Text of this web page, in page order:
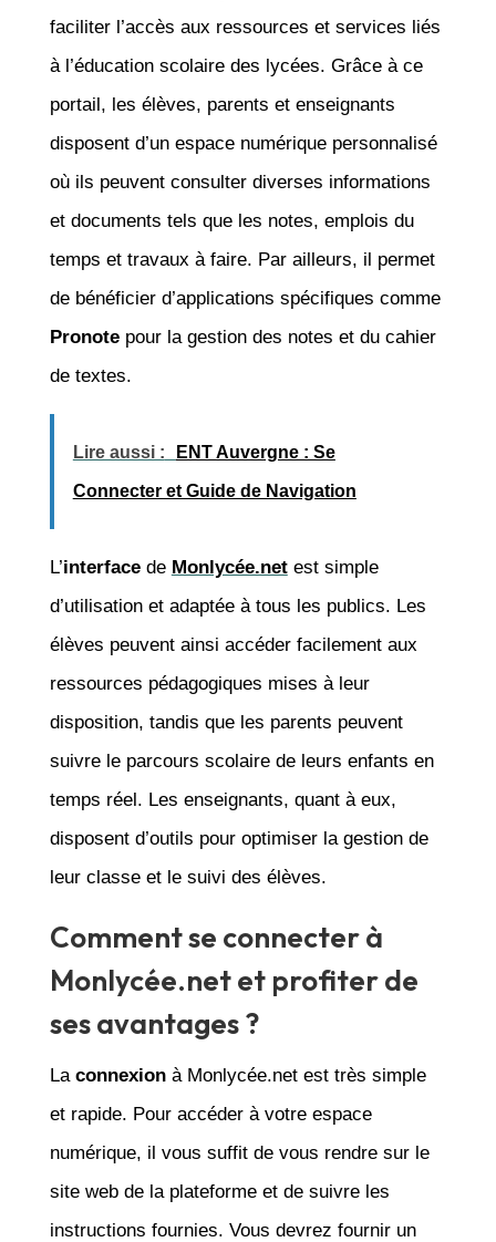
faciliter l’accès aux ressources et services liés
à l’éducation scolaire des lycées. Grâce à ce
portail, les élèves, parents et enseignants
disposent d’un espace numérique personnalisé
où ils peuvent consulter diverses informations
et documents tels que les notes, emplois du
temps et travaux à faire. Par ailleurs, il permet
de bénéficier d’applications spécifiques comme
Pronotepour la gestion des notes et du cahier
de textes.
Lire aussi : ENT Auvergne : Se
Connecter et Guide de Navigation
L’interfacede Monlycée.netest simple
d’utilisation et adaptée à tous les publics. Les
élèves peuvent ainsi accéder facilement aux
ressources pédagogiques mises à leur
disposition, tandis que les parents peuvent
suivre le parcours scolaire de leurs enfants en
temps réel. Les enseignants, quant à eux,
disposent d’outils pour optimiser la gestion de
leur classe et le suivi des élèves.
Comment se connecter à
Monlycée.net et profiter de
ses avantages ?
La connexionà Monlycée.net est très simple
et rapide. Pour accéder à votre espace
numérique, il vous suffit de vous rendre sur le
site web de la plateforme et de suivre les
instructions fournies. Vous devrez fournir un